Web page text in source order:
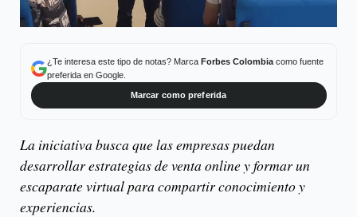
¿Te interesa este tipo de notas? Marca Forbes Colombiacomo fuente
preferida en Google.
Marcar como preferida
La iniciativa busca que las empresas puedan
desarrollar estrategias de venta online y formar un
escaparate virtual para compartir conocimiento y
experiencias.